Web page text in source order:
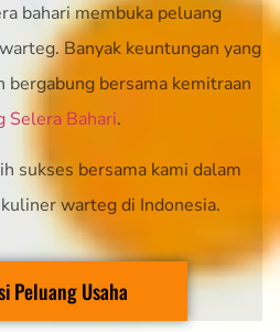
bahari membuka peluang
Banyak keuntungan yang
bergabung bersama kemitraan
Selera Bahari.
sukses bersama kami dalam
warteg di Indonesia.
Peluang Usaha